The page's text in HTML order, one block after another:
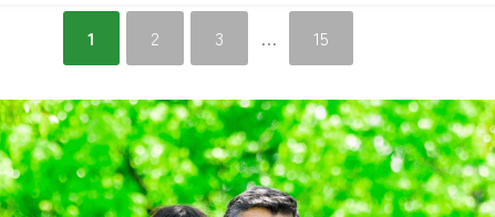
1 2 3 … 15